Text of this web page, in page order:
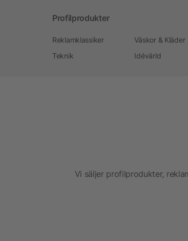
Profilprodukter
Reklamklassiker Väskor & Kläder
Teknik
Idévärld
Vi säljer profilprodukter,